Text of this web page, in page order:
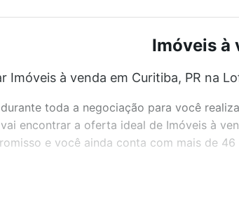
Imóveis à
Imóveis à venda em Curitiba, PR na
toda a negociação para você
encontrar a oferta ideal de Imóveis à
e você ainda conta com mais de